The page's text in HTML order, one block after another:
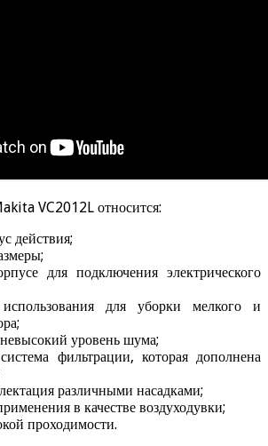
VC2012L относится:
действия;
для подключения электрического
для уборки мелкого и
уровень шума;
фильтрации, которая дополнена
различными насадками;
в качестве воздуходувки;
проходимости.